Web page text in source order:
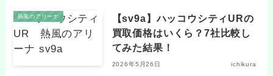
熱風のアリーナ
【sv9a】ハッコウシティURの
買取価格はいくら？7社比較し
てみた結果！
2026年5月26日 ichikura